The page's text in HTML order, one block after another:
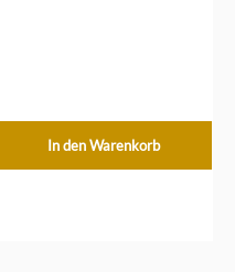
In den Warenkorb